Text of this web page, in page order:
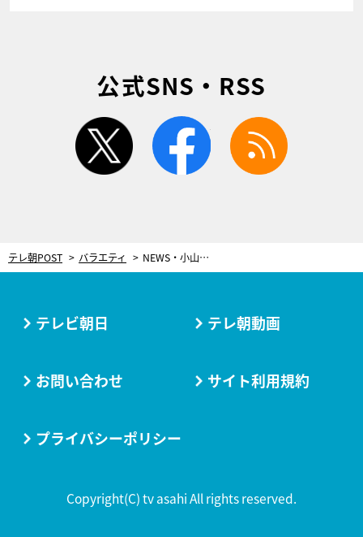
公式SNS・RSS
twitter facebook
テレ朝POST バラエティ NEWS・小山、『ロンハー』初登場！有村藍里らの自宅を男性目線でチェック
テレビ朝日 テレ朝動画
お問い合わせ サイト利用規約
プライバシーポリシー
Copyright(C) tv asahi All rights reserved.